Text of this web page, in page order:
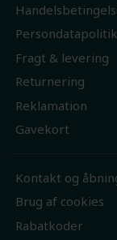
Persondatapolitik
Fragt & levering
Returnering
Reklamation
Gavekort
Kontakt og
Brug af cookies
Rabatkoder